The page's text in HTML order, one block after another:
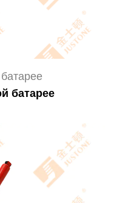
батарее